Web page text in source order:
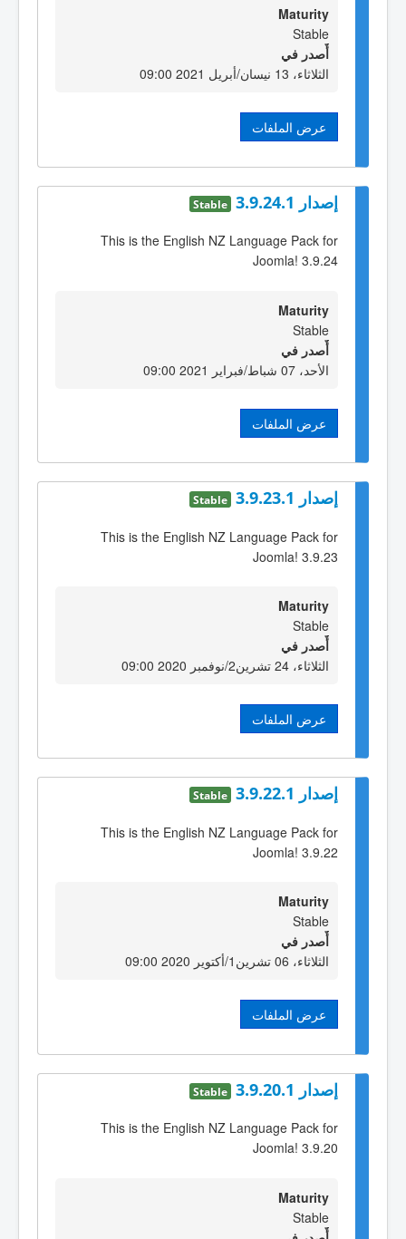
Maturity
Stable
أٌصدر في
الثلاثاء، 13 نيسان/أبريل 2021 09:00
عرض الملفات
إصدار 3.9.24.1 Stable
This is the English NZ Language Pack for
Joomla! 3.9.24
Maturity
Stable
أٌصدر في
الأحد، 07 شباط/فبراير 2021 09:00
عرض الملفات
إصدار 3.9.23.1 Stable
This is the English NZ Language Pack for
Joomla! 3.9.23
Maturity
Stable
أٌصدر في
الثلاثاء، 24 تشرين2/نوفمبر 2020 09:00
عرض الملفات
إصدار 3.9.22.1 Stable
This is the English NZ Language Pack for
Joomla! 3.9.22
Maturity
Stable
أٌصدر في
الثلاثاء، 06 تشرين1/أكتوير 2020 09:00
عرض الملفات
إصدار 3.9.20.1 Stable
This is the English NZ Language Pack for
Joomla! 3.9.20
Maturity
Stable